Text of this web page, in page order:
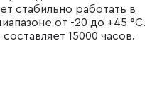
стабильно работать в
от -20 до +45 °C.
15000 часов.